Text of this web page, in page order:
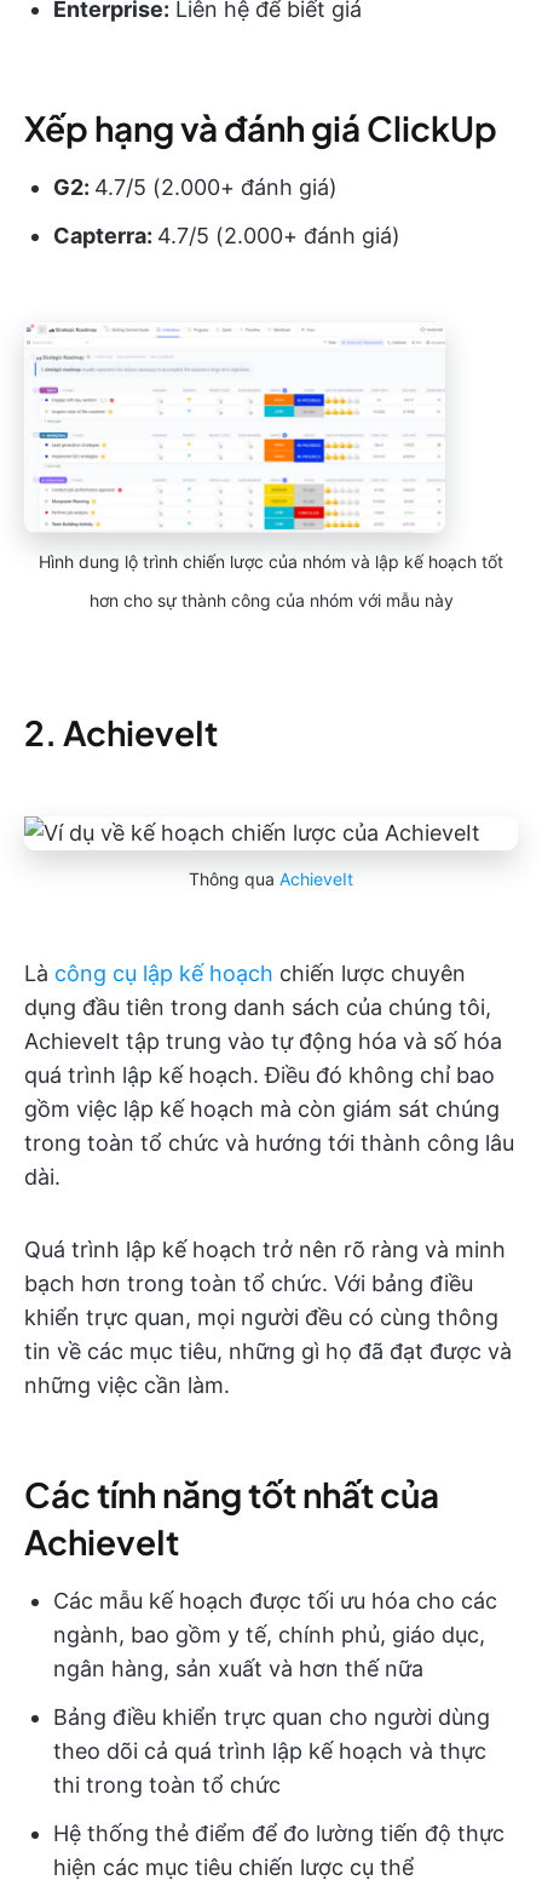
Enterprise: Liên hệ để biết giá
Xếp hạng và đánh giá ClickUp
G2: 4.7/5 (2.000+ đánh giá)
Capterra: 4.7/5 (2.000+ đánh giá)
Hình dung lộ trình chiến lược của nhóm và lập kế hoạch tốt
hơn cho sự thành công của nhóm với mẫu này
2. AchieveIt
Thông qua AchieveIt
Là công cụ lập kế hoạch chiến lược chuyên
dụng đầu tiên trong danh sách của chúng tôi,
AchieveIt tập trung vào tự động hóa và số hóa
quá trình lập kế hoạch. Điều đó không chỉ bao
gồm việc lập kế hoạch mà còn giám sát chúng
trong toàn tổ chức và hướng tới thành công lâu
dài.
Quá trình lập kế hoạch trở nên rõ ràng và minh
bạch hơn trong toàn tổ chức. Với bảng điều
khiển trực quan, mọi người đều có cùng thông
tin về các mục tiêu, những gì họ đã đạt được và
những việc cần làm.
Các tính năng tốt nhất của
AchieveIt
Các mẫu kế hoạch được tối ưu hóa cho các
ngành, bao gồm y tế, chính phủ, giáo dục,
ngân hàng, sản xuất và hơn thế nữa
Bảng điều khiển trực quan cho người dùng
theo dõi cả quá trình lập kế hoạch và thực
thi trong toàn tổ chức
Hệ thống thẻ điểm để đo lường tiến độ thực
hiện các mục tiêu chiến lược cụ thể